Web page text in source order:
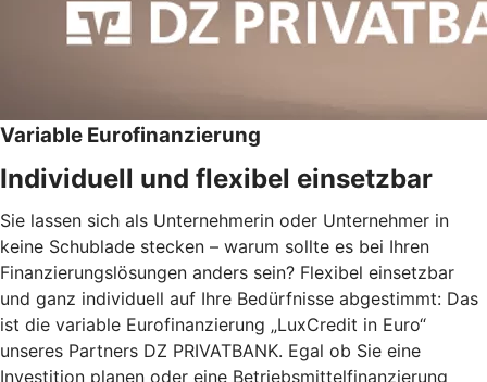
Variable Eurofinanzierung
Individuell und flexibel einsetzbar
Sie lassen sich als Unternehmerin oder Unternehmer in
keine Schublade stecken – warum sollte es bei Ihren
Finanzierungslösungen anders sein? Flexibel einsetzbar
und ganz individuell auf Ihre Bedürfnisse abgestimmt: Das
ist die variable Eurofinanzierung „LuxCredit in Euro“
unseres Partners DZ PRIVATBANK. Egal ob Sie eine
Investition planen oder eine Betriebsmittelfinanzierung